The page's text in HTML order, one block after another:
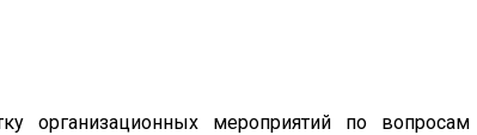
организационных мероприятий по вопросам